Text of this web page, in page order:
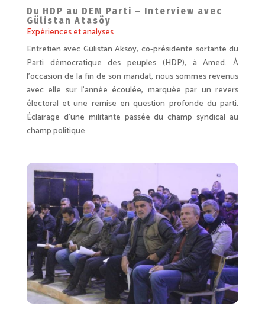
Du HDP au DEM Parti – Interview avec
Gülistan Atasöy
Expériences et analyses
Entretien avec Gülistan Aksoy, co-présidente sortante du
Parti démocratique des peuples (HDP), à Amed. À
l’occasion de la fin de son mandat, nous sommes revenus
avec elle sur l’année écoulée, marquée par un revers
électoral et une remise en question profonde du parti.
Éclairage d’une militante passée du champ syndical au
champ politique.